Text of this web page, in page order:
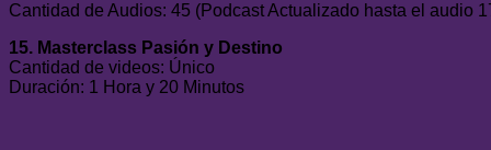
Cantidad de Audios: 45 (Podcast Actualizado hasta el audio
15. Masterclass Pasión y Destino
Cantidad de videos: Único
Duración: 1 Hora y 20 Minutos